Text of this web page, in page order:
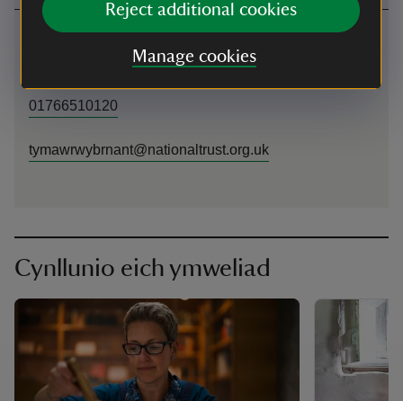
Reject additional cookies
Manage cookies
Cysylltwch â ni
Penmachno, Betws-y-Coed, Conwy, LL25 0HJ
01766510120
tymawrwybrnant@nationaltrust.org.uk
Cynllunio eich ymweliad